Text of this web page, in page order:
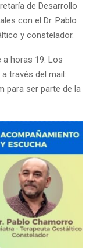
de Desarrollo
con el Dr. Pablo
y constelador.
a horas 19. Los
través del mail:
para ser parte de la